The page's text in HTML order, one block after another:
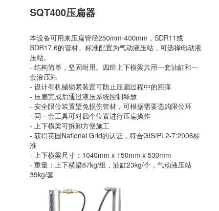
SQT400压扁器
本设备可用来压扁管径250mm-400mm，SDR11或
SDR17.6的管材。标准配置为气动液压站，可选择电动液
压站。
- 结构简单，坚固耐用。四组上下横梁共用一套油缸和一
套液压站
- 设计有机械锁紧装置可防止压扁过程中的回弹
- 压扁完成后通过液压系统控制释放
- 安全限位装置壁免损伤管材，可根据需要选购限位环
- 同一套工具可对四个位置进行压扁操作
- 上下横梁可拆卸方便施工
- 获得英国National Grid的认证，符合GIS/PL2-7:2006标
准
- 上下横梁尺寸：1040mm x 150mm x 530mm
- 重量：上下横梁87kg/组，油缸23kg/个，气动液压站
39kg/套